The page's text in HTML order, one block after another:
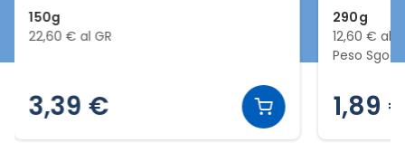
150g
22,60 € al GR
3,39 €
290g
12,60 € al
Peso
1,89